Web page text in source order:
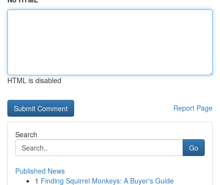
HTML is disabled
Report Page
Search
Go
Published News
1 Finding Squirrel Monkeys: A Buyer's Guide